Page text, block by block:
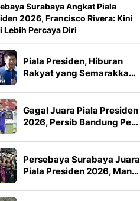
Surabaya Angkat Piala
2026, Francisco Rivera: Kini
Lebih Percaya Diri
Piala Presiden, Hiburan
Rakyat yang Semarakka…
Gagal Juara Piala Presiden
2026, Persib Bandung Pe…
Persebaya Surabaya Juara
Piala Presiden 2026, Man…